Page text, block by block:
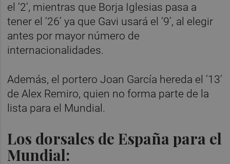
el ‘2’, mientras que Borja Iglesias pasa a
tener el ‘26’ ya que Gavi usará el ‘9’, al elegir
antes por mayor número de
internacionalidades.
Además, el portero Joan García hereda el ‘13’
de Alex Remiro, quien no forma parte de la
lista para el Mundial.
Los dorsales de España para el
Mundial: